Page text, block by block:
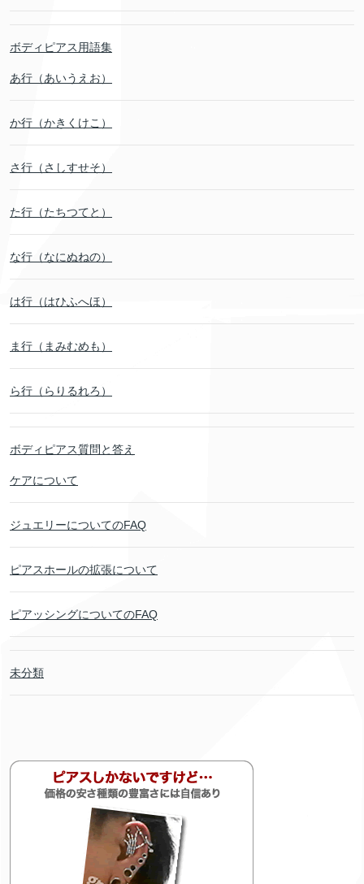
ボディピアス用語集
あ行（あいうえお）
か行（かきくけこ）
さ行（さしすせそ）
た行（たちつてと）
な行（なにぬねの）
は行（はひふへほ）
ま行（まみむめも）
ら行（らりるれろ）
ボディピアス質問と答え
ケアについて
ジュエリーについてのFAQ
ピアスホールの拡張について
ピアッシングについてのFAQ
未分類